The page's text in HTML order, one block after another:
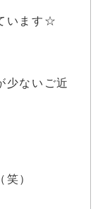
います☆
少ないご近
）